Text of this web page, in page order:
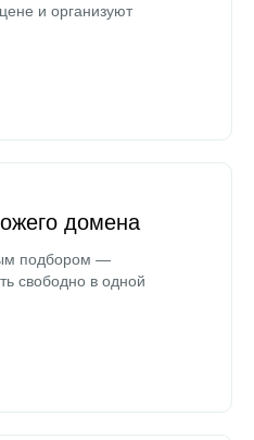
и организуют
домена
подбором —
свободно в одной